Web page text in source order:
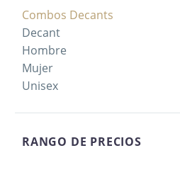
Combos Decants
Decant
Hombre
Mujer
Unisex
RANGO DE PRECIOS